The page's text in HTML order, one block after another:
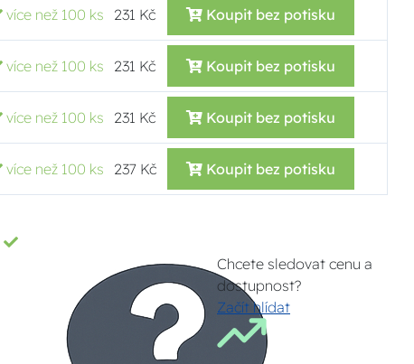
více než 100 ks 231 Kč Koupit bez potisku
více než 100 ks 231 Kč Koupit bez potisku
více než 100 ks 231 Kč Koupit bez potisku
více než 100 ks 237 Kč Koupit bez potisku
Chcete sledovat cenu a
dostupnost?
Začít hlídat